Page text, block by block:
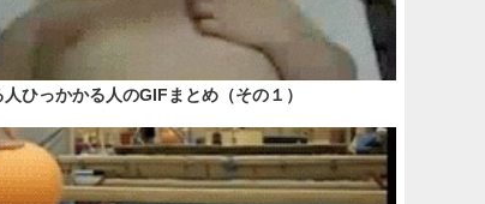
ひっかかる人のGIFまとめ（その１）